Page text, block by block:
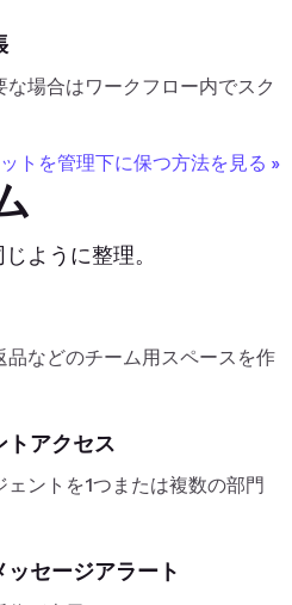
場合はワークフロー内でスク
トを管理下に保つ方法を見る »
ように整理。
品などのチーム用スペースを作
トアクセス
ントを1つまたは複数の部門
セージアラート